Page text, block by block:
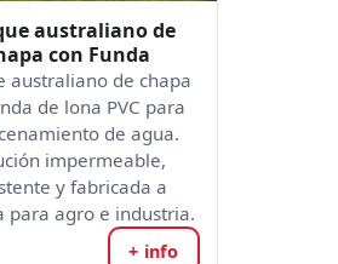
australiano de
con Funda
australiano de chapa
de lona PVC para
de agua.
impermeable,
y fabricada a
para agro e industria.
+ info